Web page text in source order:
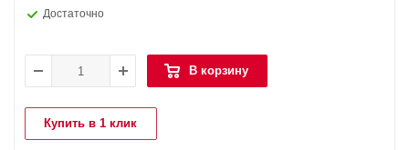
Достаточно
В корзину
Купить в 1 клик